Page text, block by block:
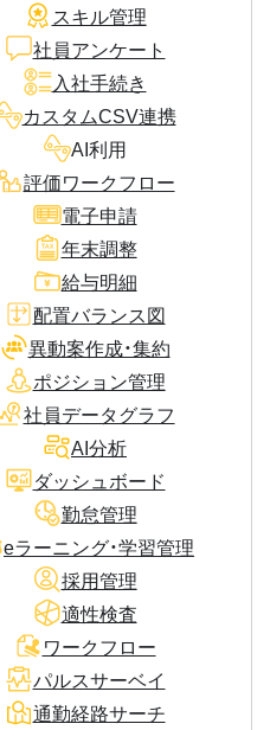
スキル管理
社員アンケート
入社手続き
カスタムCSV連携
AI利用
評価ワークフロー
電子申請
年末調整
給与明細
配置バランス図
異動案作成・集約
ポジション管理
社員データグラフ
AI分析
ダッシュボード
勤怠管理
eラーニング・学習管理
採用管理
適性検査
ワークフロー
パルスサーベイ
通勤経路サーチ